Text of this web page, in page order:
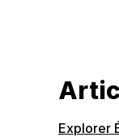
Explorer